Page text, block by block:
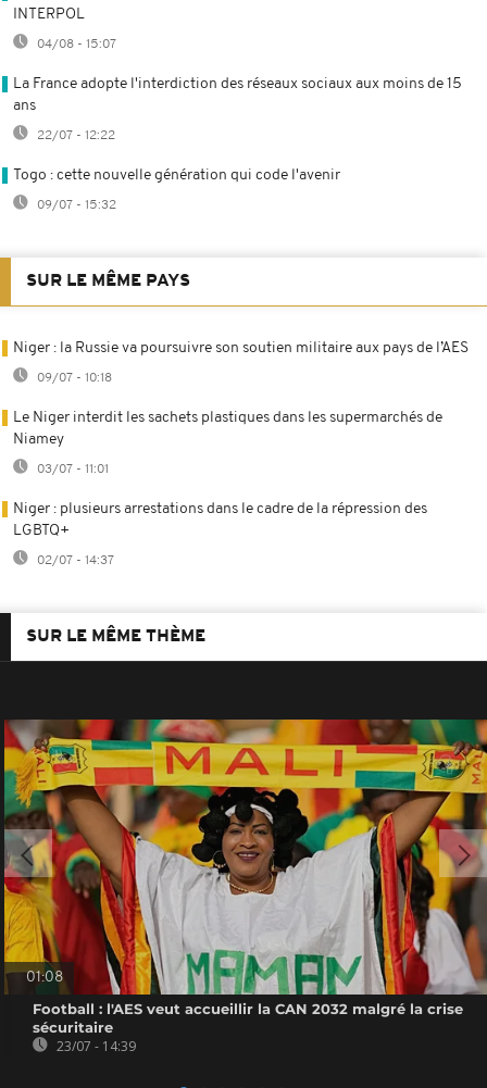
INTERPOL
04/08 - 15:07
La France adopte l'interdiction des réseaux sociaux aux moins de 15
ans
22/07 - 12:22
Togo : cette nouvelle génération qui code l'avenir
09/07 - 15:32
SUR LE MÊME PAYS
Niger : la Russie va poursuivre son soutien militaire aux pays de l’AES
09/07 - 10:18
Le Niger interdit les sachets plastiques dans les supermarchés de
Niamey
03/07 - 11:01
Niger : plusieurs arrestations dans le cadre de la répression des
LGBTQ+
02/07 - 14:37
SUR LE MÊME THÈME
01:08
Football : l'AES veut accueillir la CAN 2032 malgré la crise
sécuritaire
23/07 - 14:39